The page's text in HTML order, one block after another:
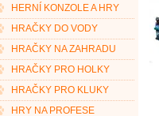
HERNÍ KONZOLE A HRY
HRAČKY DO VODY
HRAČKY NA ZAHRADU
HRAČKY PRO HOLKY
HRAČKY PRO KLUKY
HRY NA PROFESE